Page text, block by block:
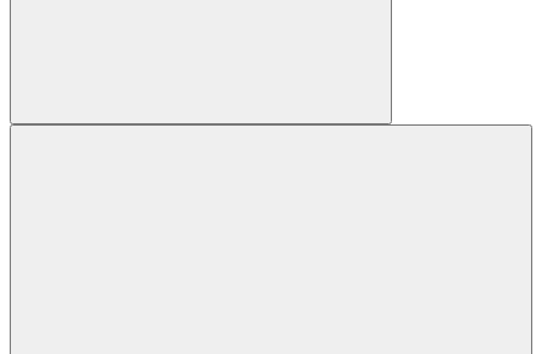
Suchen